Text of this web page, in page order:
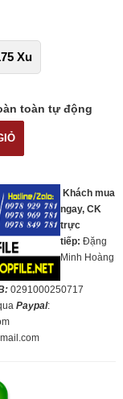
Xu
toàn tự động
Khách mua
ngay, CK
trực
tiếp:Đặng
Minh Hoàng
0291000250717
Paypal: